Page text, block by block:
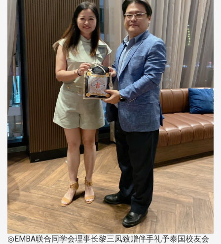
◎EMBA联合同学会理事长黎三凤致赠伴手礼予泰国校友会